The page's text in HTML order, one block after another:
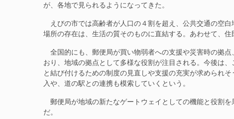
が、各地で見られるようになってきた。
えびの市では高齢者が人口の４割を超え、公共交通の空
場所の存在は、生活の質そのものに直結する。あわせて、
全国的にも、郵便局が買い物弱者への支援や災害時の拠
おり、地域の拠点として多様な役割が注目される。今後は
と結び付けるための制度の見直しや支援の充実が求められ
入や、道の駅との連携も模索していくという。
郵便局が地域の新たなゲートウェイとしての機能と役割
だ。